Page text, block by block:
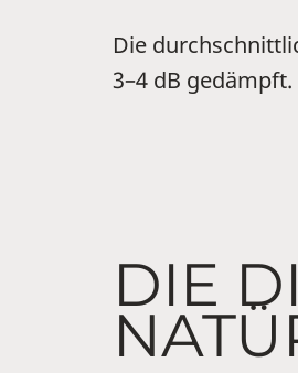
Die
3–4 dB gedämpft.
DIE